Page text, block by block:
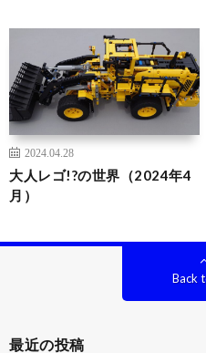
2024.04.28
大人レゴ!?の世界（2024年4
月）
Back
最近の投稿